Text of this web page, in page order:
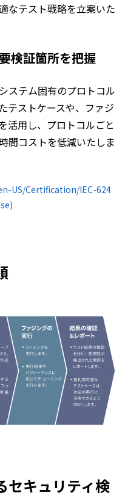
なテスト戦略を立案いた
検証箇所を把握
ステム固有のプロトコル
テストケースや、ファジ
活用し、プロトコルごと
間コストを低減いたしま
US/Certification/IEC-624
セキュリティ検